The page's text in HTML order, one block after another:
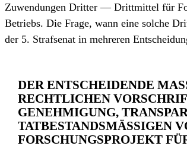
Zuwendungen Dritter — Drittmittel für
Betriebs. Die Frage, wann eine solche
der 5. Strafsenat in mehreren
DER ENTSCHEIDENDE
CHTLICHEN
NEHMIGUNG,
BESTANDSMÄSSIGEN
CHUNGS­PROJEKT FÜR